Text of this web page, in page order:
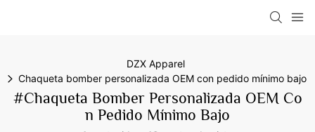
DZX Apparel
Chaqueta bomber personalizada OEM con pedido mínimo bajo
#Chaqueta Bomber Personalizada OEM Co
N Pedido Mínimo Bajo